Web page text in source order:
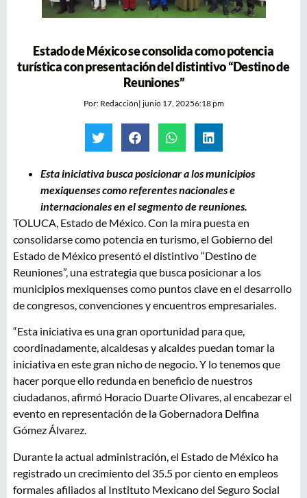
Estado de México se consolida como potencia
turística con presentación del distintivo “Destino de
Reuniones”
Por:Redacción| junio 17, 20256:18 pm
Esta iniciativa busca posicionar a los municipios
mexiquenses como referentes nacionales e
internacionales en el segmento de reuniones.
TOLUCA, Estado de México. Con la mira puesta en
consolidarse como potencia en turismo, el Gobierno del
Estado de México presentó el distintivo “Destino de
Reuniones”, una estrategia que busca posicionar a los
municipios mexiquenses como puntos clave en el desarrollo
de congresos, convenciones y encuentros empresariales.
“Esta iniciativa es una gran oportunidad para que,
coordinadamente, alcaldesas y alcaldes puedan tomar la
iniciativa en este gran nicho de negocio. Y lo tenemos que
hacer porque ello redunda en beneficio de nuestros
ciudadanos, afirmó Horacio Duarte Olivares, al encabezar el
evento en representación de la Gobernadora Delfina
Gómez Álvarez.
Durante la actual administración, el Estado de México ha
registrado un crecimiento del 35.5 por ciento en empleos
formales afiliados al Instituto Mexicano del Seguro Social